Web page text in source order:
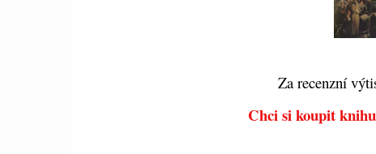
Za recenzní
Chci si koupit